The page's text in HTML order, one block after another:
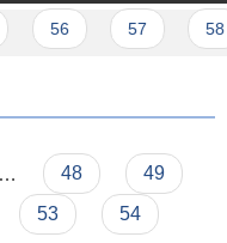
48
49
53
54